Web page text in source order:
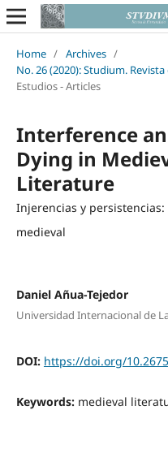
Home / Archives /
No. 26 (2020): Studium.
Estudios - Articles
Interference
Dying in
Literature
Injerencias y
medieval
Daniel Añua-Tejedor
Universidad Internacional de
DOI: https://doi.org/
Keywords: medieval